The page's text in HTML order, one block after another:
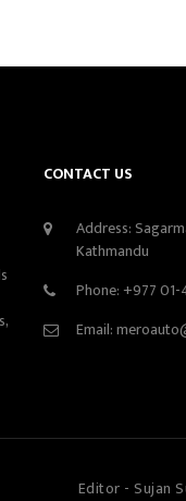
CONTACT US
Address:
Kathmandu
Phone: +977 01-
Email:
Editor - Sujan